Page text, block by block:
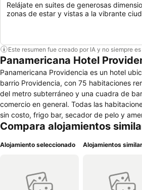
Relájate en suites de generosas
zonas de estar y vistas a la vibrante
Este resumen fue creado por IA y no siempre
Panamericana Hotel
Panamericana Providencia es un hotel
barrio Providencia, con 75 habitaciones
del metro subterráneo y una cuadra de
comercio en general. Todas las
sin costo, frigo bar, secador de pelo y
disfrutar de un ambiente de tranquilidad y
Ubicada en el mejor barrio de Santiago,
Compara alojamientos
Alojamiento seleccionado Alojamientos